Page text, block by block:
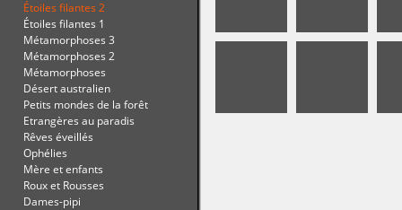
Étoiles filantes 2
Étoiles filantes 1
Métamorphoses 3
Métamorphoses 2
Métamorphoses
Désert australien
Petits mondes de la forêt
Etrangères au paradis
Rêves éveillés
Ophélies
Mère et enfants
Roux et Rousses
Dames-pipi